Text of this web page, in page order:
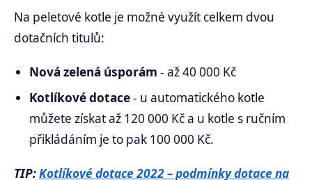
Na peletové kotle je možné využít celkem dvou
dotačních titulů:
Nová zelená úsporám - až 40 000 Kč
Kotlíkové dotace- u automatického kotle
můžete získat až 120 000 Kč a u kotle s ručním
přikládáním je to pak 100 000 Kč.
TIP:Kotlíkové dotace 2022 – podmínky dotace na